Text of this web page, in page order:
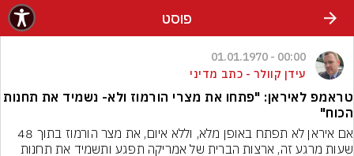
פוסט
00:00 - 01.01.1970
עידן קוולר - כתב מדיני
טראמפ לאיראן: "פתחו את מצרי הורמוז ולא- נשמיד את תחנות
הכוח"